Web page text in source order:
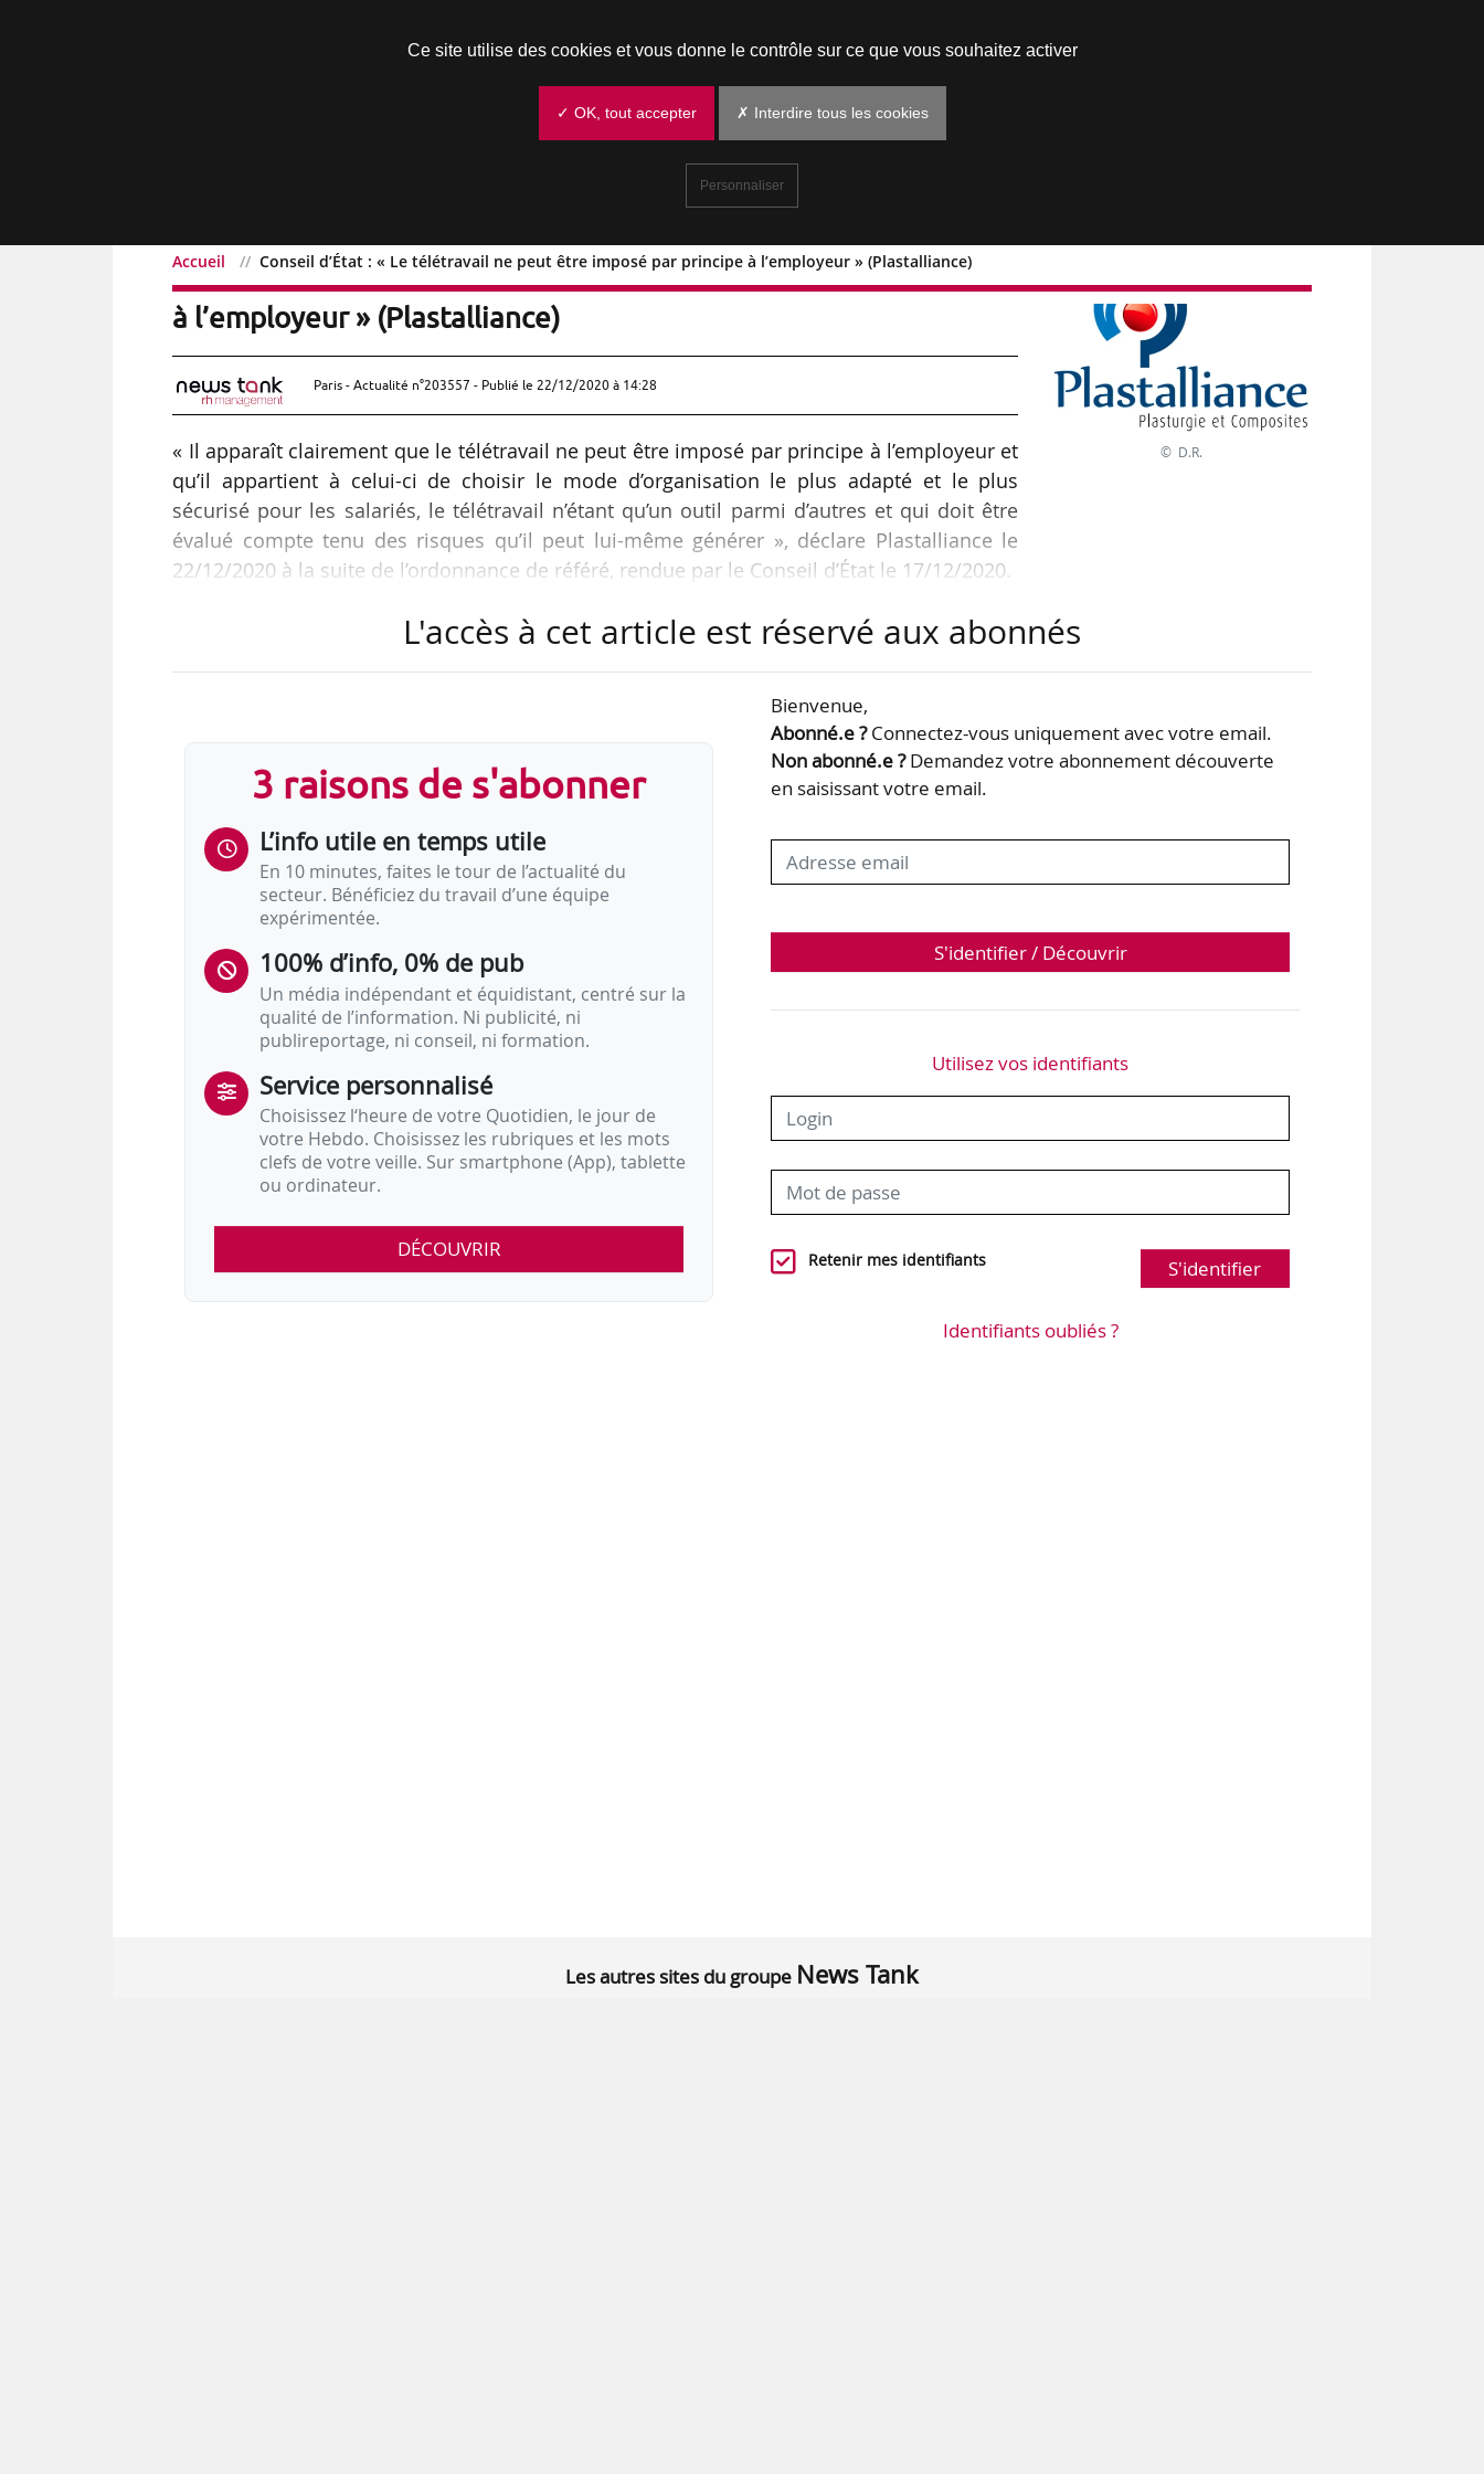
Accueil Conseil d’État : « Le télétravail ne peut être imposé par principe à l’employeur » (Plastalliance)
Conseil d’État : « Le télétravail ne peut être imposé par principe
à l’employeur » (Plastalliance)
Paris - Actualité n°203557 - Publié le 22/12/2020 à 14:28
« Il apparaît clairement que le télétravail ne peut être imposé par principe à l’employeur et
qu’il appartient à celui-ci de choisir le mode d’organisation le plus adapté et le plus
sécurisé pour les salariés, le télétravail n’étant qu’un outil parmi d’autres et qui doit être
évalué compte tenu des risques qu’il peut lui-même générer », déclare Plastalliance le
22/12/2020 à la suite de l’ordonnance de référé, rendue par le Conseil d’État le 17/12/2020.
Le 23/11/2020, l’organisation patronale Alliance Plasturgie et Composites du Futur
être la règle pour l’ensemble des activités qui le permettent et d’autre…
© D.R.
L'accès à cet article est réservé aux abonnés
3 raisons de s'abonner
L’info utile en temps utile
En 10 minutes, faites le tour de l’actualité du
secteur. Bénéficiez du travail d’une équipe
expérimentée.
100% d’info, 0% de pub
Un média indépendant et équidistant, centré sur la
qualité de l’information. Ni publicité, ni
publireportage, ni conseil, ni formation.
Service personnalisé
Choisissez l‘heure de votre Quotidien, le jour de
votre Hebdo. Choisissez les rubriques et les mots
clefs de votre veille. Sur smartphone (App), tablette
ou ordinateur.
DÉCOUVRIR
Bienvenue,
Abonné.e ?Connectez-vous uniquement avec votre email.
Non abonné.e ?Demandez votre abonnement découverte
en saisissant votre email.
S'identifier / Découvrir
Utilisez vos identifiants
Retenir mes identifiants S'identifier
Identifiants oubliés ?
Les autres sites du groupe News Tank
Ce site utilise des cookies et vous donne le contrôle sur ce que vous souhaitez activer
✓ OK, tout accepter ✗ Interdire tous les cookies
Personnaliser